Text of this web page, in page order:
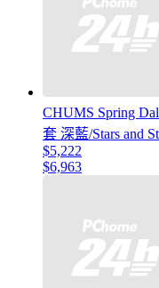
CHUMS Spring
套 深藍/Stars and
$5,222
$6,963